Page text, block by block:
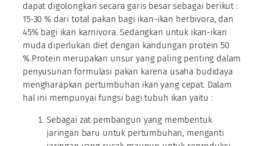
dapat digolongkan secara garis besar sebagai berikut :
15-30 % dari total pakan bagi ikan-ikan herbivora, dan
45% bagi ikan karnivora. Sedangkan untuk ikan-ikan
muda diperlukan diet dengan kandungan protein 50
%.Protein merupakan unsur yang paling penting dalam
penyusunan formulasi pakan karena usaha budidaya
mengharapkan pertumbuhan ikan yang cepat. Dalam
hal ini mempunyai fungsi bagi tubuh ikan yaitu :
Sebagai zat pembangun yang membentuk
jaringan baru untuk pertumbuhan, menganti